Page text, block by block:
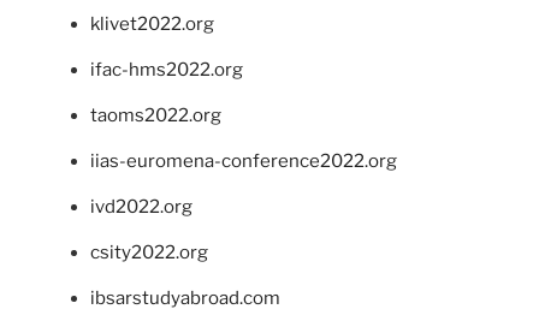
klivet2022.org
ifac-hms2022.org
taoms2022.org
iias-euromena-conference2022.org
ivd2022.org
csity2022.org
ibsarstudyabroad.com